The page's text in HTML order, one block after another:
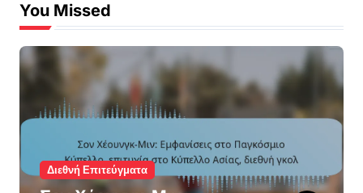
You Missed
Διεθνή Επιτεύγματα